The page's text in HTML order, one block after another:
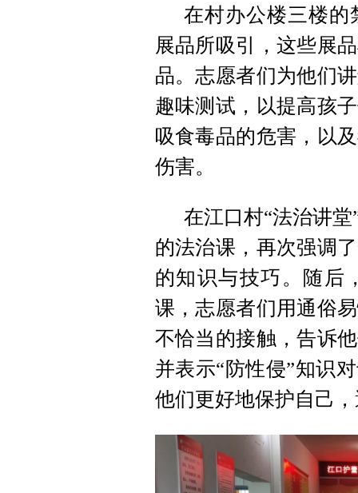
在村办公楼三楼的
展品所吸引，这些展
品。志愿者们为他们
趣味测试，以提高孩
吸食毒品的危害，以
伤害。
在江口村“法治讲
的法治课，再次强调
的知识与技巧。随后
课，志愿者们用通俗
不恰当的接触，告诉
并表示“防性侵”知识
他们更好地保护自己